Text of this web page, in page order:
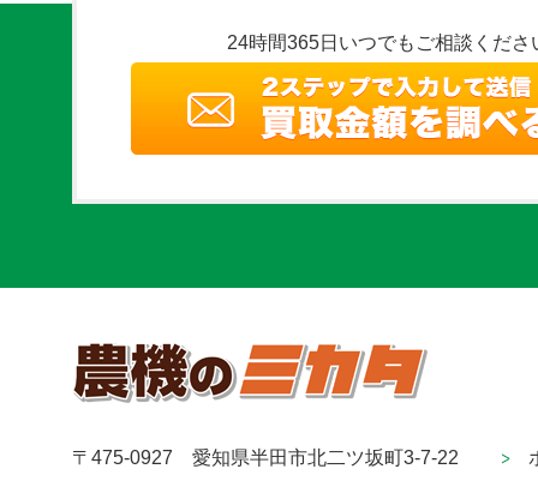
24時間365日いつでもご相談くださ
〒475-0927 愛知県半田市北二ツ坂町3-7-22